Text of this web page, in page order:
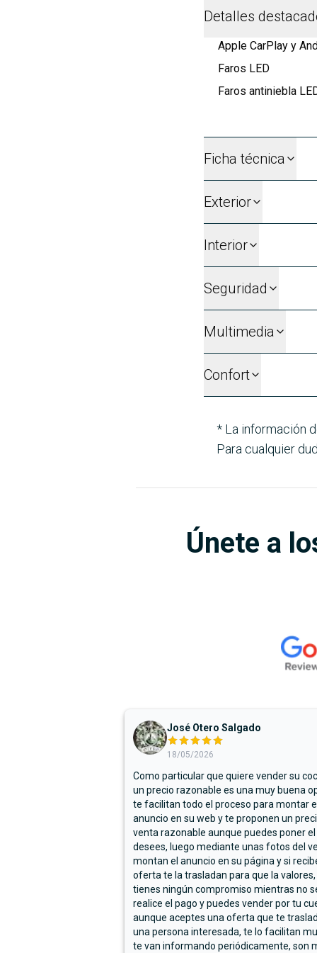
Detalles
Apple CarPlay y
Faros LED
Faros antiniebla
Ficha técnica
Exterior
Interior
Seguridad
Multimedia
Confort
* La información
Para cualquier
Únete a
José Otero Salgado
18/05/2026
Como particular que quiere vender su
un precio razonable es una muy buena
te facilitan todo el proceso para montar
anuncio en su web y te proponen un
venta razonable aunque puedes poner
desees, luego mediante unas fotos del
montan el anuncio en su página y si
oferta te la trasladan para que la
tienes ningún compromiso mientras no
realice el pago y puedes vender por tu
aunque aceptes una oferta que te
una persona interesada, te lo facilitan
te van informando periódicamente, son